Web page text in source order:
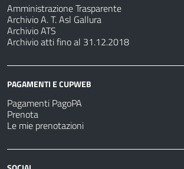
Amministrazione Trasparente
Archivio A. T. Asl Gallura
Archivio ATS
Archivio atti fino al 31.12.2018
PAGAMENTI E CUPWEB
Pagamenti PagoPA
Prenota
Le mie prenotazioni